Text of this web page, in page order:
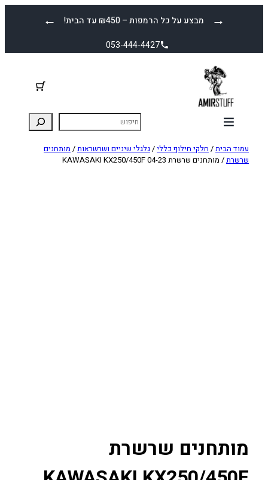
← מבצע על כל הרמפות – ₪450 עד הבית! →
053-444-4427
עמוד הבית/ חלקי חילוף כללי/גלגלי שיניים ושרשראות/ מותחנים
שרשרת/ מותחנים שרשרת KAWASAKI KX250/450F 04-23
מותחנים שרשרת